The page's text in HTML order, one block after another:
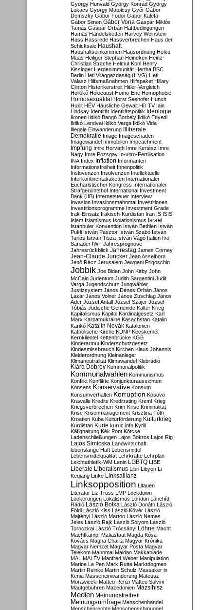
György Hunvald György Konrád György
Lukács György Matolcsy Győr Gábor
Demszky Gábor Fodor Gábor Kaleta
Gábor Simon Gábor Vona Gáspár Miklós
Tamás Gáspár Orbán Haftbedingungen
Hamas Handelsketten Harvey Weinstein
Hass Hassrede Hassverbrechen Haus der
Schicksale Haushalt
Haushaltseinkommen Hausordnung Heiko
Maas Heiliger Stephan Heineken Heinz-
Christian Strache Helmut Kohl Henry
Kissinger Herdenimmunität Hertha BSC
Berlin Heti Világgazdaság (HVG) Heti
Válasz Hilfsmaßnahmen Hilfspaket Hillary
Clinton Historikerstreit Hitler-Vergleich
Hollókő Holocaust Homo-Ehe Homophobie
Homosexualität Horst Seehofer Hunxit
Huxit HÉV Häusliche Gewalt Hír TV Iain
Lindsay Identität Identitätspolitik Ideologie
Ikonen Ildikó Bangó Borbély Ildikó Enyedi
Ildikó Lendvai Ildikó Varga Ildikó Vida
Illegale Einwanderung Illiberale
Demokratie Image Imageschaden
Imagewandel Immobilien Impeachment
Impfung Imre Horváth Imre Kertész Imre
Nagy Imre Pozsgay In-vitro-Fertilisation
INA Index Inflation Informanten
Informationsfreiheit Innenpolitik
Inslovenzen Insolvenzen Intellektuelle
Interkontinentalraketen Internationaler
Eucharistischer Kongress Internationaler
Strafgerichtshof International Investment
Bank (IIB) Internetsteuer Interview
Invasion Invasionsmahnmal Investitionen
Investitionsprogramme Investment Grade
Irak-Einsatz Irakisch-Kurdistan Iran IS ISIS
Islam Islamismus Isolationismus Israel
Istanbuler Konvention István Bethlen István
Pukli István Pásztor István Szabó István
Tarlós István Tisza István Vágó Italien Ivo
Sanader IWF Jahresprognose
Jahresrückblick Jahrestag James Corney
Jean-Claude Juncker Jean Asselborn
Jenő Rácz Jerusalem Jewgeni Prigoschin
Jobbik Joe Biden John Kirby John
McCain Judentum Judith Sargentini Judit
Varga Jugendschutz Jungwähler
Justizsystem János Dénes Orbán János
Lázár János Volner János Zuschlag János
Áder József Antall József Szájer József
Tóbiás Jüdische Gemeinde Kalter Krieg
Kapitalismus Kapitol Kardinalgesetz Karl
Marx Karpatoukraine Kasachstan Katalin
Karikó Katalin Novák Katalonien
Katholische Kirche KDNP Kecskemét
Kernklientel Kettenbrücke KGB
Kinderarmut Kinderschutzgesetz
Kindesmissbrauch Kirchen Klaus Johannis
Kleiderordnung Kleinanleger
Klimaneutralität Klimawandel Klubrádió
Klára Dobrev Kommunalpolitik
Kommunalwahlen Kommunismus
Konflikt Konflikte Konjunkturaussichten
Konsens Konservative Konsum
Konsumverhalten Korruption Kosovo
Krawalle Kredite Kreditrating Kreml Krieg
Kriegsverbrechen Krim-Krise Kriminalität
Krise Krisenmanagement Krisztina Tóth
Kroatien Kuba Kulturförderung Kulturkrieg
Kurdistan Kurie kuruc.info Kyrill
Käfighaltung Kék Pont Kötcse
Ladenschließungen Lajos Bokros Lajos Rig
Lajos Simicska Landwirtschaft
lebenslange Haft Lebensmittel
Lebensmittelqualität Lehrkräfte Lehrplan
Leichtathletik-WM Lenin LGBTQ LIBE
Liberale Liberalismus Libri Libyen Li
Keqiang Linke Linksallianz
Linksopposition Litauen
Literatur Liz Truss LMP Lockdown
Lockerungen Lokalismus London Lánchíd
Rádió
László Botka László Donáth László
Földi László Kiss László Kövér László
Majtényi László Marton László Nemes
Jeles László Rajk László Sólyom László
Toroczkai László Trócsányi Löhne Macht
Machtkampf Mafiastaat Magda Kósa-
Kovács Magna Charta Magyar Krónika
Magyar Nemzet Magyar Posta Magyar
Telekom Mahnmal Maidan Makkabiade
MAL MALÉV Manfred Weber Manipulation
Marine Le Pen Mark Rutte Marktdogmen
Martin Reinke Martin Schulz Massaker in
Kenia Masseneinwanderung Mateusz
Morawiecki Matteo Renzi Matteo Salvini
Mautgebühren Mazedonien Mazsihisz
Medien Meinungsfreiheit
Meinungsumfrage Menschenhandel
Menschenrechte Menschenschmuggel